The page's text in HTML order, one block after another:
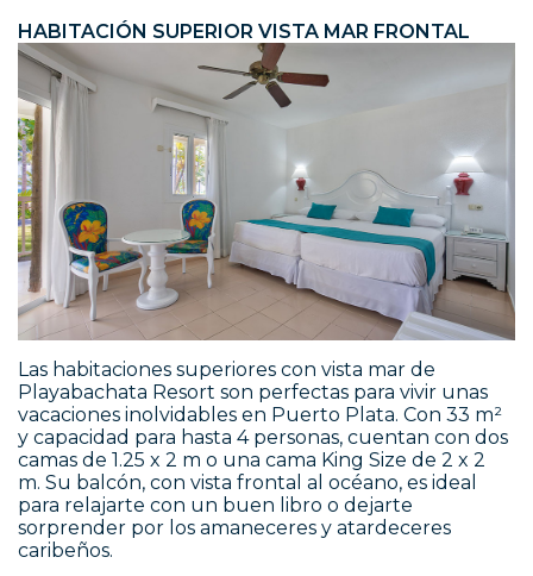
HABITACIÓN SUPERIOR VISTA MAR FRONTAL
Las habitaciones superiores con vista mar de
Playabachata Resort son perfectas para vivir unas
vacaciones inolvidables en Puerto Plata. Con 33 m²
y capacidad para hasta 4 personas, cuentan con dos
camas de 1.25 x 2 m o una cama King Size de 2 x 2
m. Su balcón, con vista frontal al océano, es ideal
para relajarte con un buen libro o dejarte
sorprender por los amaneceres y atardeceres
caribeños.